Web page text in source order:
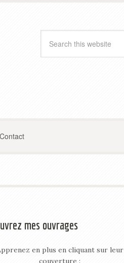
Contact
mes ouvrages
en plus en cliquant sur leur
couverture :